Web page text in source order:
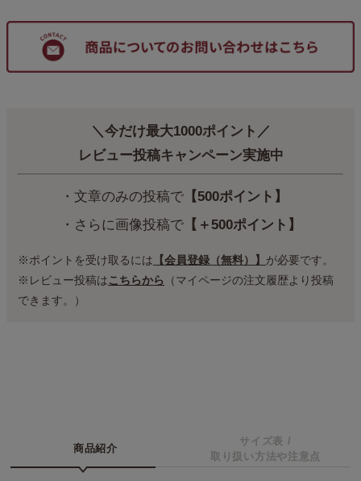
＼今だけ最大1000ポイント／
レビュー投稿キャンペーン実施中
・文章のみの投稿で【500ポイント】
・さらに画像投稿で【＋500ポイント】
※ポイントを受け取るには 【会員登録（無料）】 が必要です。
※レビュー投稿はこちらから （マイページの注文履歴より投稿
できます。）
商品紹介
サイズ表 /
取り扱い方法や注意点